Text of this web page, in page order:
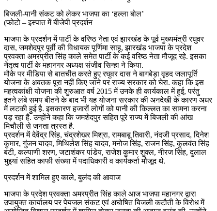
बिजली-पानी संकट को लेकर भाजपा का ‘हल्ला बोल’
(फोटो – इस्पात में बीजेपी प्रदर्शन
भाजपा के प्रदर्शन में पार्टी के वरिष्ठ नेता एवं झारखंड के पूर्व मुख्यमंत्री रघुवर
दास, जमशेदपुर पूर्वी की विधायक पूर्णिमा साहू, झारखंड भाजपा के प्रदेश
प्रवक्ता अमरप्रीत सिंह काले समेत पार्टी के कई वरिष्ठ नेता मौजूद रहे. इसका
नेतृत्व पार्टी के महानगर अध्यक्ष संजीव सिन्हा ने किया.
मौके पर मीडिया से बातचीत करते हुए रघुवर दास ने बागबेड़ा वृहद जलापूर्ति
योजना के अबतक पूरा नहीं किए जाने पर राज्य सरकार को घेरा. कहा कि इस
महत्वकांक्षी योजना की शुरुआत वर्ष 2015 में उनके ही कार्यकाल में हुई, परंतु
इतने लंबे समय बीतने के बाद भी यह योजना सरकार की अनदेखी के कारण अधर
में लटकी हुई है. इसकारण हजारों लोगों को पानी की किल्लत का सामना करना
पड़ रहा है. उन्होंने कहा कि जमशेदपुर सहित पूरे राज्य में बिजली की आंख
मिचौली से जनता त्रस्त है.
प्रदर्शन में देवेंद्र सिंह, चंद्रशेखर मिश्रा, रामबाबू तिवारी, नंदजी प्रसाद, दिनेश
कुमार, गुंजन यादव, मिथिलेश सिंह यादव, मनोज सिंह, राजन सिंह, कुलवंत सिंह
बंटी, कल्याणी शरण, जटाशंकर पांडेय, राजेश कुमार शुक्ल, नीरज सिंह, दुलाल
भुइयां सहित काफी संख्या में पदाधिकारी व कार्यकर्ता मौजूद थे.
प्रदर्शन में शामिल हुए काले, बुलंद की आवाज
भाजपा के प्रदेश प्रवक्ता अमरप्रीत सिंह काले आज भाजपा महानगर द्वारा
उपायुक्त कार्यालय पर पेयजल संकट एवं अघोषित बिजली कटौती के विरोध में